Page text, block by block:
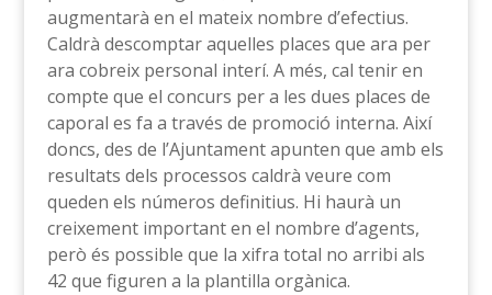
augmentarà en el mateix nombre d’efectius.
Caldrà descomptar aquelles places que ara per
ara cobreix personal interí. A més, cal tenir en
compte que el concurs per a les dues places de
caporal es fa a través de promoció interna. Així
doncs, des de l’Ajuntament apunten que amb els
resultats dels processos caldrà veure com
queden els números definitius. Hi haurà un
creixement important en el nombre d’agents,
però és possible que la xifra total no arribi als
42 que figuren a la plantilla orgànica.